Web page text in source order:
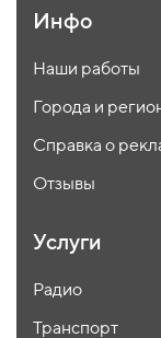
Инфо
Наши работы
Города и
Справка о
Отзывы
Услуги
Радио
Транспорт